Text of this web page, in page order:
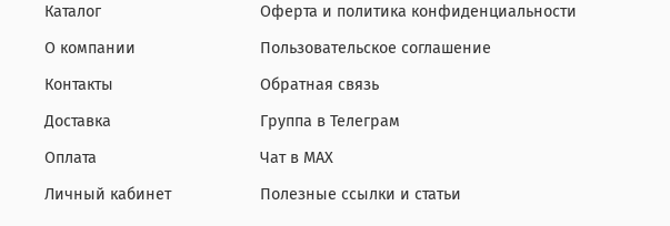
Каталог
О компании
Контакты
Доставка
Оплата
Личный кабинет
Оферта и политика конфиденциальности
Пользовательское соглашение
Обратная связь
Группа в Телеграм
Чат в МАХ
Полезные ссылки и статьи